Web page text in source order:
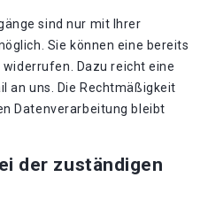
sind nur mit Ihrer
Sie können eine bereits
Dazu reicht eine
an uns. Die Rechtmäßigkeit
Datenverarbeitung bleibt
der zuständigen